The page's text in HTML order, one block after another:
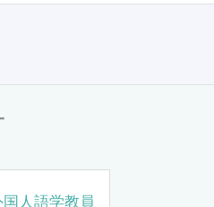
人語学教員